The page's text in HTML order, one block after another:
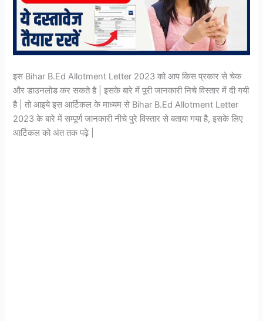
इस Bihar B.Ed Allotment Letter 2023 को आप किस प्रकार से चेक
और डाउनलोड कर सकते है | इसके बारे में पूरी जानकारी निचे विस्तार में दी गयी
है | तो आइये इस आर्टिकल के माध्यम से Bihar B.Ed Allotment Letter
2023 के बारे में सम्पूर्ण जानकारी नीचे पुरे विस्तार से बताया गया है, इसके लिए
आर्टिकल को अंत तक पढ़े |